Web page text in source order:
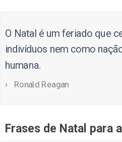
O Natal é um feriado que
indivíduos nem como
humana.
Ronald Reagan
Frases de Natal para